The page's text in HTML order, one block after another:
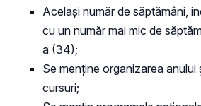
Același număr de săptămâni,
cu un număr mai mic de
a (34);
Se menține organizarea
cursuri;